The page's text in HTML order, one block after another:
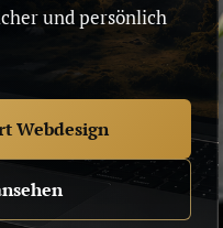
und persönlich
Webdesign